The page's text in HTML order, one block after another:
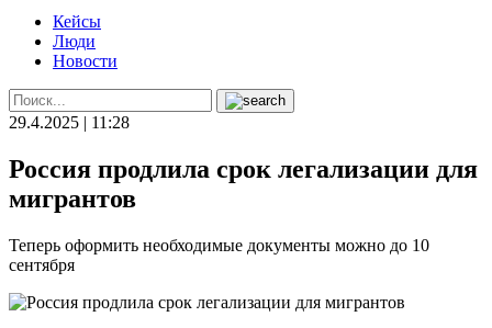
Кейсы
Люди
Новости
29.4.2025 | 11:28
Россия продлила срок легализации для
мигрантов
Теперь оформить необходимые документы можно до 10
сентября